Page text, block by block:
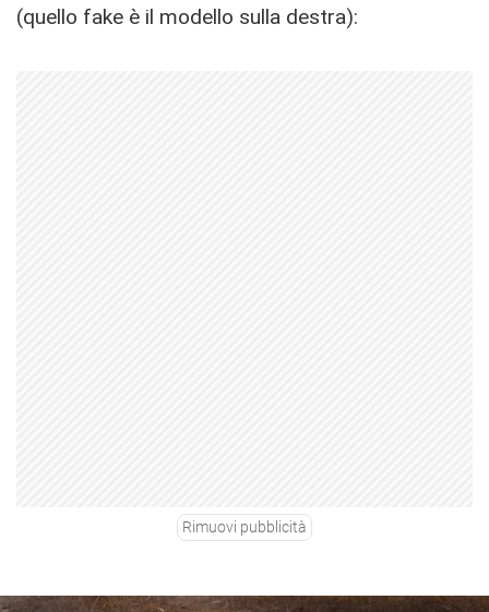
(quello fake è il modello sulla destra):
Rimuovi pubblicità